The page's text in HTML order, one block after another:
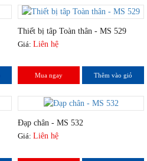
Thiết bị tâp Toàn thân - MS 529
Giá: Liên hệ
Mua ngay Thêm vào giỏ
Đạp chân - MS 532
Giá: Liên hệ